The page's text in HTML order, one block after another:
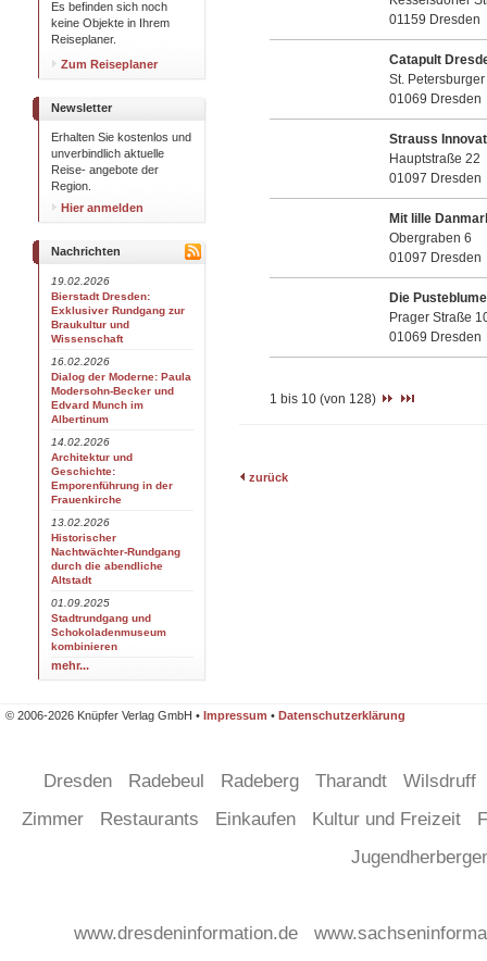
Es befinden sich noch
keine Objekte in Ihrem
Reiseplaner.
Zum Reiseplaner
Newsletter
Erhalten Sie kostenlos und
unverbindlich aktuelle
Reise- angebote der
Region.
Hier anmelden
Nachrichten
19.02.2026
Bierstadt Dresden:
Exklusiver Rundgang zur
Braukultur und
Wissenschaft
16.02.2026
Dialog der Moderne: Paula
Modersohn-Becker und
Edvard Munch im
Albertinum
14.02.2026
Architektur und
Geschichte:
Emporenführung in der
Frauenkirche
13.02.2026
Historischer
Nachtwächter-Rundgang
durch die abendliche
Altstadt
01.09.2025
Stadtrundgang und
Schokoladenmuseum
kombinieren
mehr...
01159 Dresden
Catapult
St.
01069 Dresden
Strauss
Hauptstraße 22
01097 Dresden
Mit lille
Obergraben 6
01097 Dresden
Die Pusteblume
Prager Straße
01069 Dresden
1 bis 10 (von 128)
zurück
© 2006-2026 Knüpfer Verlag GmbH • Impressum • Datenschutzerklärung
Dresden Radebeul Radeberg Tharandt
Wilsdruff
Zimmer
Restaurants Einkaufen Kultur und Freizeit
www.dresdeninformation.de